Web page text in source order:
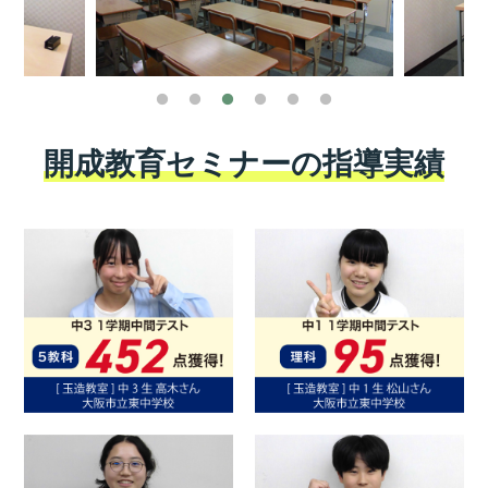
開成教育セミナーの指導実績